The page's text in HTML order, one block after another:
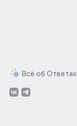
Всё об Ответах